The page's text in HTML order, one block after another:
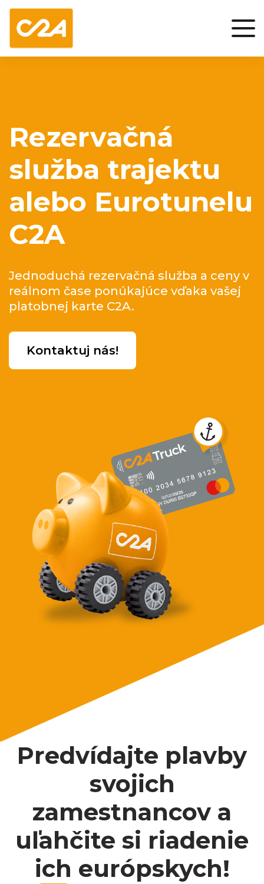
Rezervačná
služba trajektu
alebo Eurotunelu
C2A
Jednoduchá rezervačná služba a ceny v
reálnom čase ponúkajúce vďaka vašej
platobnej karte C2A.
Kontaktuj nás!
Predvídajte plavby
svojich
zamestnancov a
uľahčite si riadenie
ich európskych!